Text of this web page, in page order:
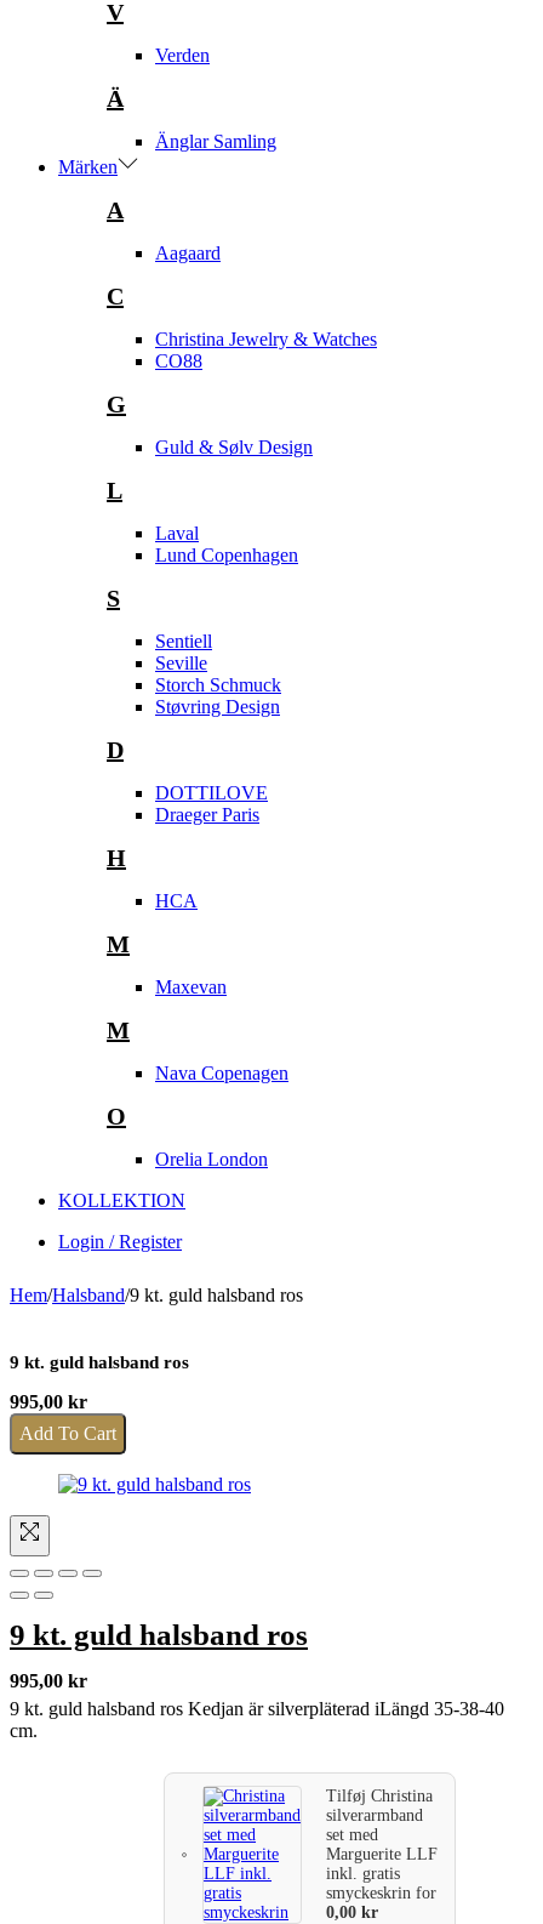
V
Verden
Ä
Änglar Samling
Märken
A
Aagaard
C
Christina Jewelry & Watches
CO88
G
Guld & Sølv Design
L
Laval
Lund Copenhagen
S
Sentiell
Seville
Storch Schmuck
Støvring Design
D
DOTTILOVE
Draeger Paris
H
HCA
M
Maxevan
M
Nava Copenagen
O
Orelia London
KOLLEKTION
Login / Register
Hem/Halsband/9 kt. guld halsband ros
9 kt. guld halsband ros
995,00 kr
Add To Cart
9 kt. guld halsband ros
995,00 kr
9 kt. guld halsband ros Kedjan är silverpläterad iLängd 35-38-40
cm.
TilføjChristina
silverarmband
set med
Marguerite LLF
inkl. gratis
smyckeskrinfor
0,00kr